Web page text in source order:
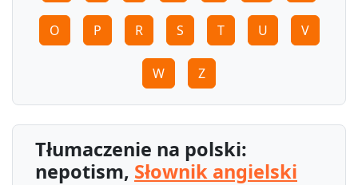
O P R S T U V
W Z
Tłumaczenie na polski:
nepotism, Słownik angielski